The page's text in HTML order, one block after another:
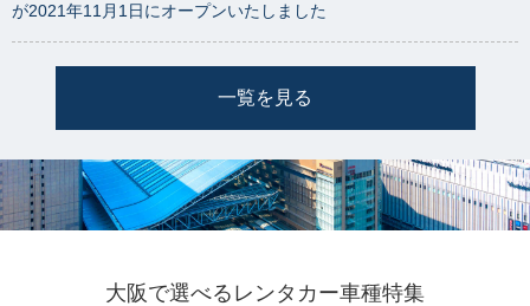
が2021年11月1日にオープンいたしました
一覧を見る
大阪で選べるレンタカー車種特集